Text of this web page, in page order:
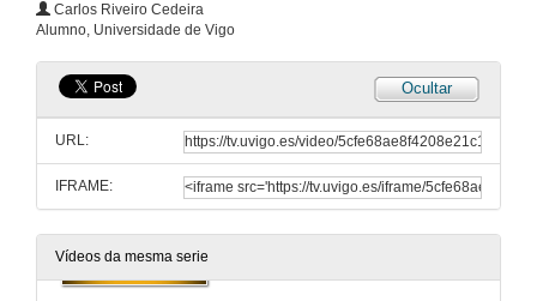
Carlos Riveiro Cedeira
Alumno, Universidade de Vigo
Ocultar
URL:
IFRAME:
Vídeos da mesma serie
29 de abr. de 2019
Proxecto de planta para a produción de bioetanol a partir de biomasa
29 de abr. de 2019
Proyecto de Control e eliminación da vespa velutina